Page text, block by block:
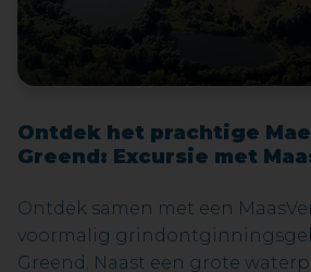
Ontdek het prachtige
Greend: Excursie met
Ontdek samen met een
voormalig
Greend. Naast een grote